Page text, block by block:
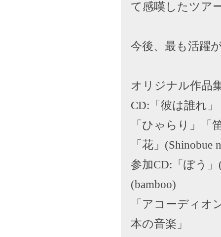
て感嘆したツア
今後、最も活躍
オリジナル作品
CD:「彼は誰れ」
「ひゃらり」「
「花」
参加CD:「ぽう
(bamboo)
「アコーディオ
本の音楽」